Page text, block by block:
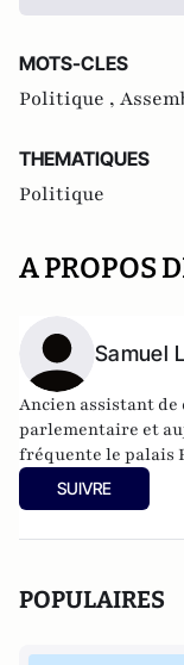
MOTS-CLES
Politique ,
THEMATIQUES
Politique
A PROPOS
Samuel
Ancien assistant
parlementaire et
fréquente le palais
SUIVRE
POPULAIRES